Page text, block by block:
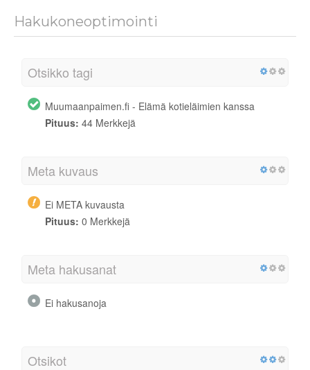
Hakukoneoptimointi
Otsikko tagi
Muumaanpaimen.fi - Elämä kotieläimien kanssa
Pituus: 44 Merkkejä
Meta kuvaus
Ei META kuvausta
Pituus: 0 Merkkejä
Meta hakusanat
Ei hakusanoja
Otsikot